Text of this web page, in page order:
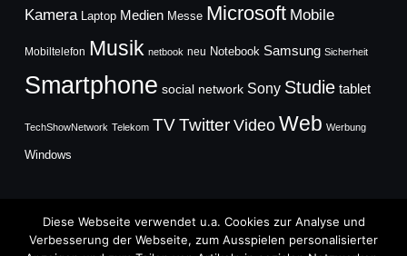
Kamera Laptop Medien Messe Microsoft Mobile
Mobiltelefon Musik netbook neu Notebook Samsung Sicherheit
Smartphone social network Sony Studie tablet
TechShowNetwork Telekom TVTwitter Video Web Werbung
Windows
Diese Webseite verwendet u.a. Cookies zur Analyse und
Verbesserung der Webseite, zum Ausspielen personalisierter